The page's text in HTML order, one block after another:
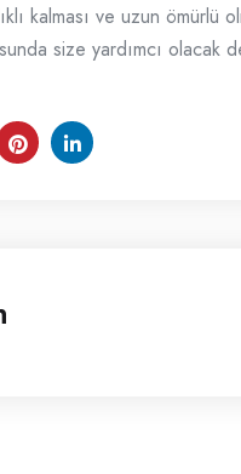
kalması ve uzun
size yardımcı